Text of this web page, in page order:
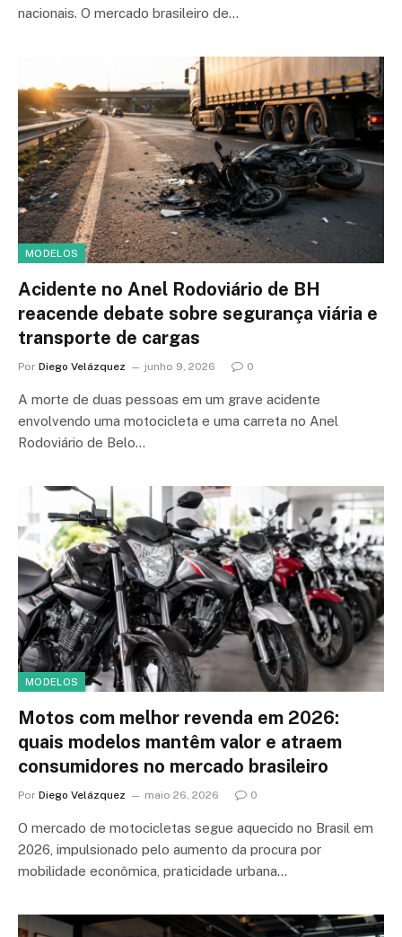
nacionais. O mercado brasileiro de…
MODELOS
Acidente no Anel Rodoviário de BH
reacende debate sobre segurança viária e
transporte de cargas
Por Diego Velázquez junho 9, 2026 0
A morte de duas pessoas em um grave acidente
envolvendo uma motocicleta e uma carreta no Anel
Rodoviário de Belo…
MODELOS
Motos com melhor revenda em 2026:
quais modelos mantêm valor e atraem
consumidores no mercado brasileiro
Por Diego Velázquez maio 26, 2026 0
O mercado de motocicletas segue aquecido no Brasil em
2026, impulsionado pelo aumento da procura por
mobilidade econômica, praticidade urbana…